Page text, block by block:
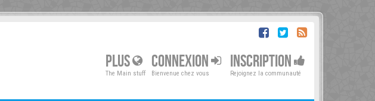
PLUS
The Main stuff
CONNEXION
Bienvenue chez vous
INSCRIPTION
Rejoignez la communauté